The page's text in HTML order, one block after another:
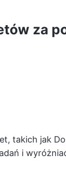
za
takich jak
i